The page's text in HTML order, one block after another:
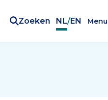
Zoeken NL/EN Menu